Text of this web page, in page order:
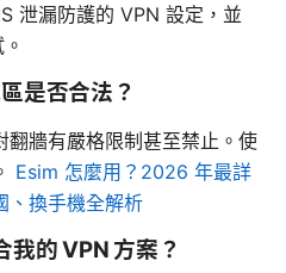
泄漏防護的 VPN 設定，並
是否合法？
翻牆有嚴格限制甚至禁止。使
Esim 怎麼用？2026 年最詳
、換手機全解析
我的 VPN 方案？